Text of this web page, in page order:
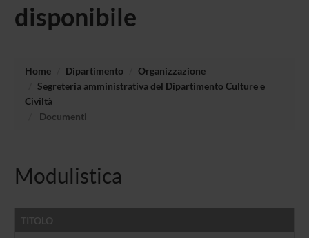
disponibile
Home Dipartimento
Organizzazione
Segreteria amministrativa del Dipartimento Culture e
Civiltà
Documenti
Modulistica
TITOLO